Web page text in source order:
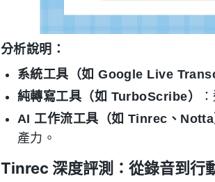
分析說明：
系統工具（如 Google Live
純轉寫工具（如 TurboScribe）
AI 工作流工具（如 Tinrec、Notta
產力。
Tinrec 深度評測：從錄音到行